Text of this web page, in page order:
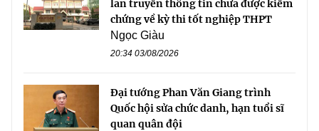
lan truyền thông tin chưa được kiểm
chứng về kỳ thi tốt nghiệp THPT
Ngọc Giàu
20:34 03/08/2026
Đại tướng Phan Văn Giang trình
Quốc hội sửa chức danh, hạn tuổi sĩ
quan quân đội